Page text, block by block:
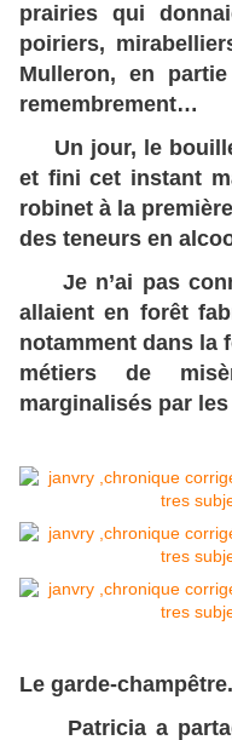
prairies qui
poiriers,
Mulleron, en
remembrement…
Un jour, le
et fini cet instant
robinet à la
des teneurs en
Je n’ai pas
allaient en forêt
notamment dans la
métiers de
marginalisés par
Le garde-champêtre.
Patricia a